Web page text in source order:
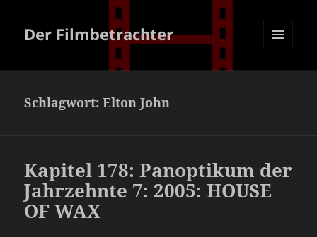
Der Filmbetrachter
Schlagwort:Elton John
Kapitel 178: Panoptikum der
Jahrzehnte 7: 2005: HOUSE
OF WAX